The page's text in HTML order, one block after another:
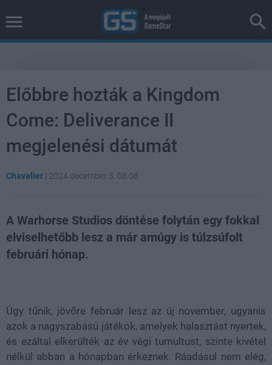
Előbbre hozták a Kingdom
Come: Deliverance II
megjelenési dátumát
Chavalier | 2024 december 5. 08:08
A Warhorse Studios döntése folytán egy fokkal
elviselhetőbb lesz a már amúgy is túlzsúfolt
februári hónap.
Úgy tűnik, jövőre február lesz az új november, ugyanis
azok a nagyszabású játékok, amelyek halasztást nyertek,
és ezáltal elkerülték az év végi tumultust, szinte kivétel
nélkül abban a hónapban érkeznek. Ráadásul nem elég,